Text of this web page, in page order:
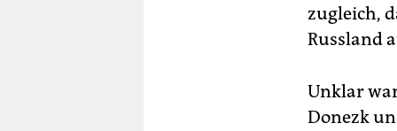
zugleich,
Russland
Unklar
Donezk